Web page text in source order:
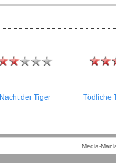
Nacht der Tiger Tödliche
Media-